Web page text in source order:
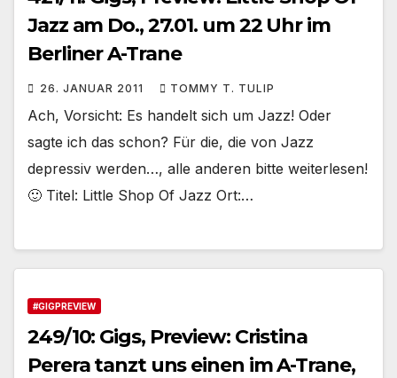
Jazz am Do., 27.01. um 22 Uhr im
Berliner A-Trane
26. JANUAR 2011 TOMMY T. TULIP
Ach, Vorsicht: Es handelt sich um Jazz! Oder
sagte ich das schon? Für die, die von Jazz
depressiv werden…, alle anderen bitte weiterlesen!
🙂 Titel: Little Shop Of Jazz Ort:…
#GIGPREVIEW
249/10: Gigs, Preview: Cristina
Perera tanzt uns einen im A-Trane,